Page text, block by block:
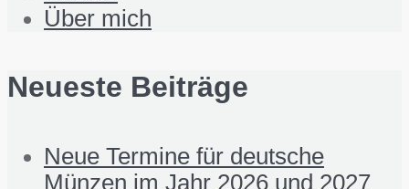
Über mich
Neueste Beiträge
Neue Termine für deutsche
Münzen im Jahr 2026 und 2027